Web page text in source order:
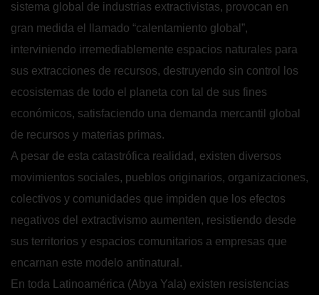
sistema global de industrias extractivistas, provocan en
gran medida el llamado “calentamiento global”,
interviniendo irremediablemente espacios naturales para
sus extracciones de recursos, destruyendo sin control los
ecosistemas de todo el planeta con tal de sus fines
económicos, satisfaciendo una demanda mercantil global
de recursos y materias primas.
A pesar de esta catastrófica realidad, existen diversos
movimientos sociales, pueblos originarios, organizaciones,
colectivos y comunidades que impiden que los efectos
negativos del extractivismo aumenten, resistiendo desde
sus territorios y espacios comunitarios a empresas que
encarnan este modelo antinatural.
En toda Latinoamérica (Abya Yala) existen resistencias